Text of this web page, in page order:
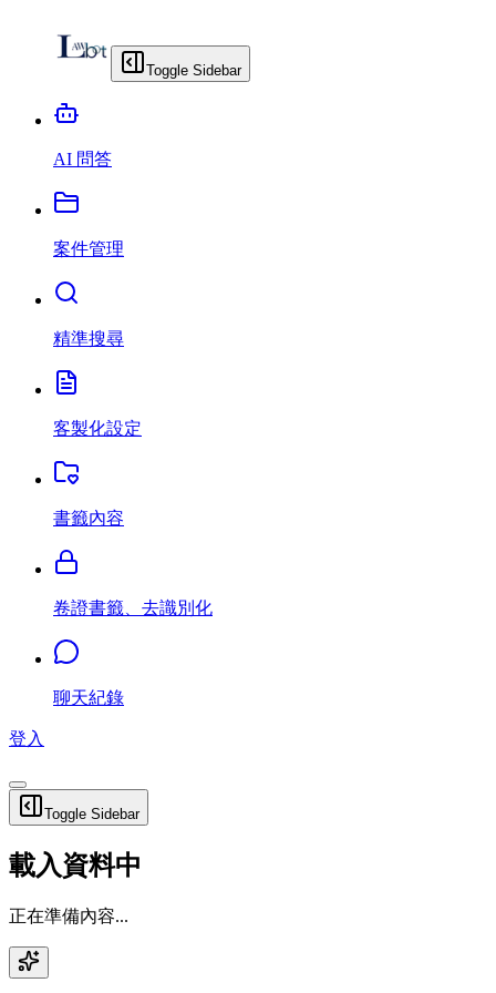
Toggle Sidebar
AI 問答
案件管理
精準搜尋
客製化設定
書籤內容
卷證書籤、去識別化
聊天紀錄
登入
Toggle Sidebar
載入資料中
正在準備內容...